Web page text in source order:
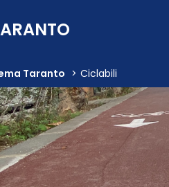
Taranto > Ciclabili